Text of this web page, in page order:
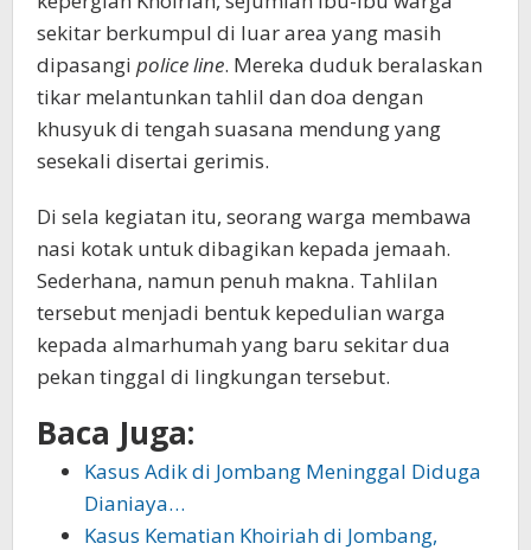
sekitar berkumpul di luar area yang masih
dipasangi police line. Mereka duduk beralaskan
tikar melantunkan tahlil dan doa dengan
khusyuk di tengah suasana mendung yang
sesekali disertai gerimis.
Di sela kegiatan itu, seorang warga membawa
nasi kotak untuk dibagikan kepada jemaah.
Sederhana, namun penuh makna. Tahlilan
tersebut menjadi bentuk kepedulian warga
kepada almarhumah yang baru sekitar dua
pekan tinggal di lingkungan tersebut.
Baca Juga:
Kasus Adik di Jombang Meninggal Diduga
Dianiaya…
Kasus Kematian Khoiriah di Jombang,